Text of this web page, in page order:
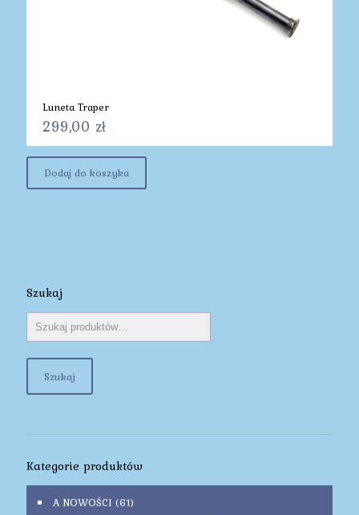
Luneta Traper
299,00 zł
Dodaj do koszyka
Szukaj
Szukaj
Kategorie produktów
A NOWOŚCI (61)